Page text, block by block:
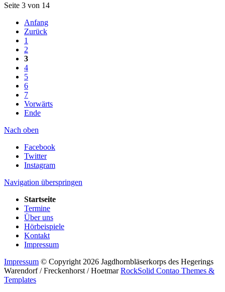
Seite 3 von 14
Anfang
Zurück
1
2
3
4
5
6
7
Vorwärts
Ende
Nach oben
Facebook
Twitter
Instagram
Navigation überspringen
Startseite
Termine
Über uns
Hörbeispiele
Kontakt
Impressum
Impressum © Copyright 2026 Jagdhornbläserkorps des Hegerings
Warendorf / Freckenhorst / Hoetmar RockSolid Contao Themes &
Templates